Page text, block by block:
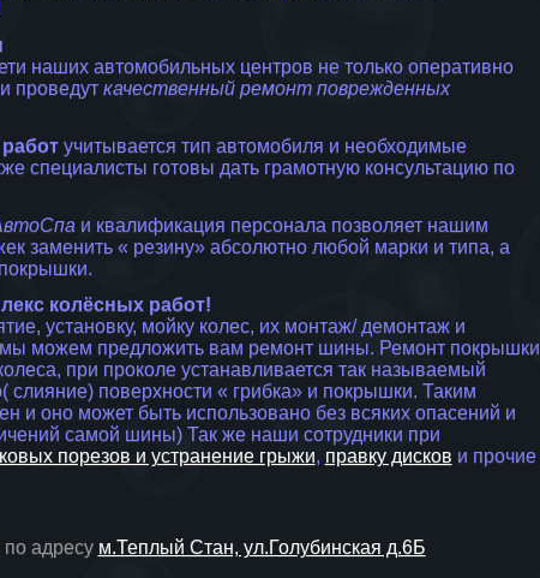
наших автомобильных центров не только оперативно
проведут качественный ремонт поврежденных
учитывается тип автомобиля и необходимые
специалисты готовы дать грамотную консультацию по
и квалификация персонала позволяет нашим
заменить « резину» абсолютно любой марки и типа, а
колёсных работ!
установку, мойку колес, их монтаж/ демонтаж и
мы можем предложить вам ремонт шины. Ремонт покрышки
при проколе устанавливается так называемый
поверхности « грибка» и покрышки. Таким
и оно может быть использовано без всяких опасений и
самой шины) Так же наши сотрудники при
порезов и устранение грыжи, правку дисков и прочие
адресу м.Теплый Стан, ул.Голубинская д.6Б